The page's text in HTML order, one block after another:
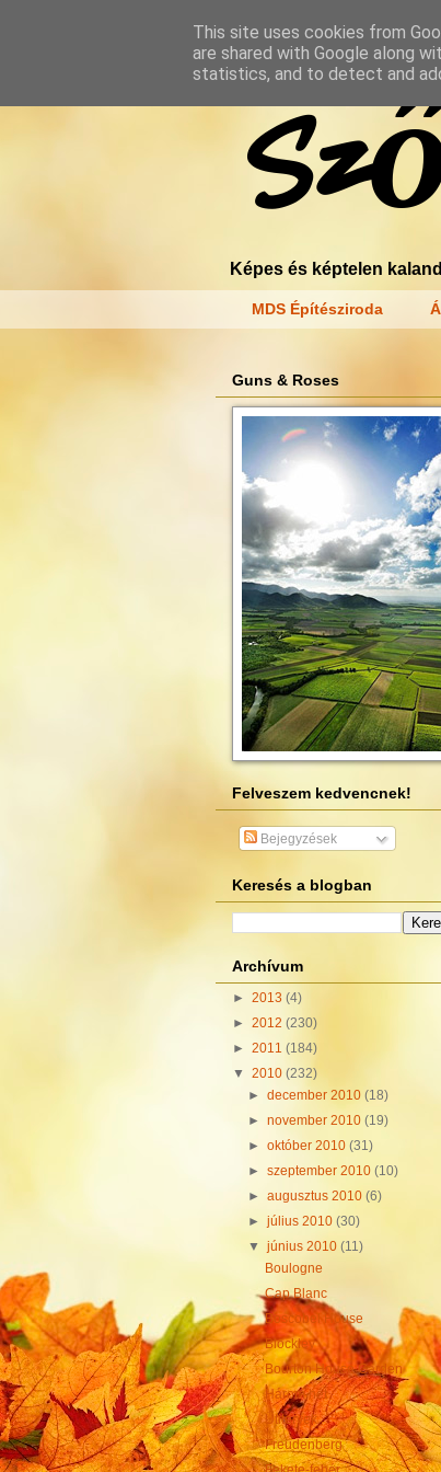
Képes és képtelen
MDS Építésziroda
Guns & Roses
Felveszem kedvencnek!
Bejegyzések
Keresés a blogban
Archívum
► 2013 (4)
► 2012 (230)
► 2011 (184)
▼ 2010 (232)
►december 2010(18)
►november 2010(19)
►október 2010(31)
►szeptember 2010(10)
►augusztus 2010(6)
►július 2010(30)
▼június 2010(11)
Boulogne
Cap Blanc
Boscobel House
Blockley
Bourton House Garden
Három hét
Útitervek
Freudenberg
This site uses cookies from
are shared with Google along
statistics, and to detect and